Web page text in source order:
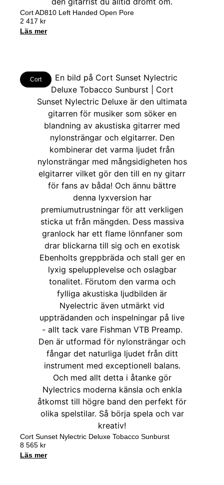
Cort AD810 Left Handed Open Pore
2 417 kr
Läs mer
Cort
Cort Sunset Nylectric Deluxe Tobacco Sunburst
8 565 kr
Läs mer